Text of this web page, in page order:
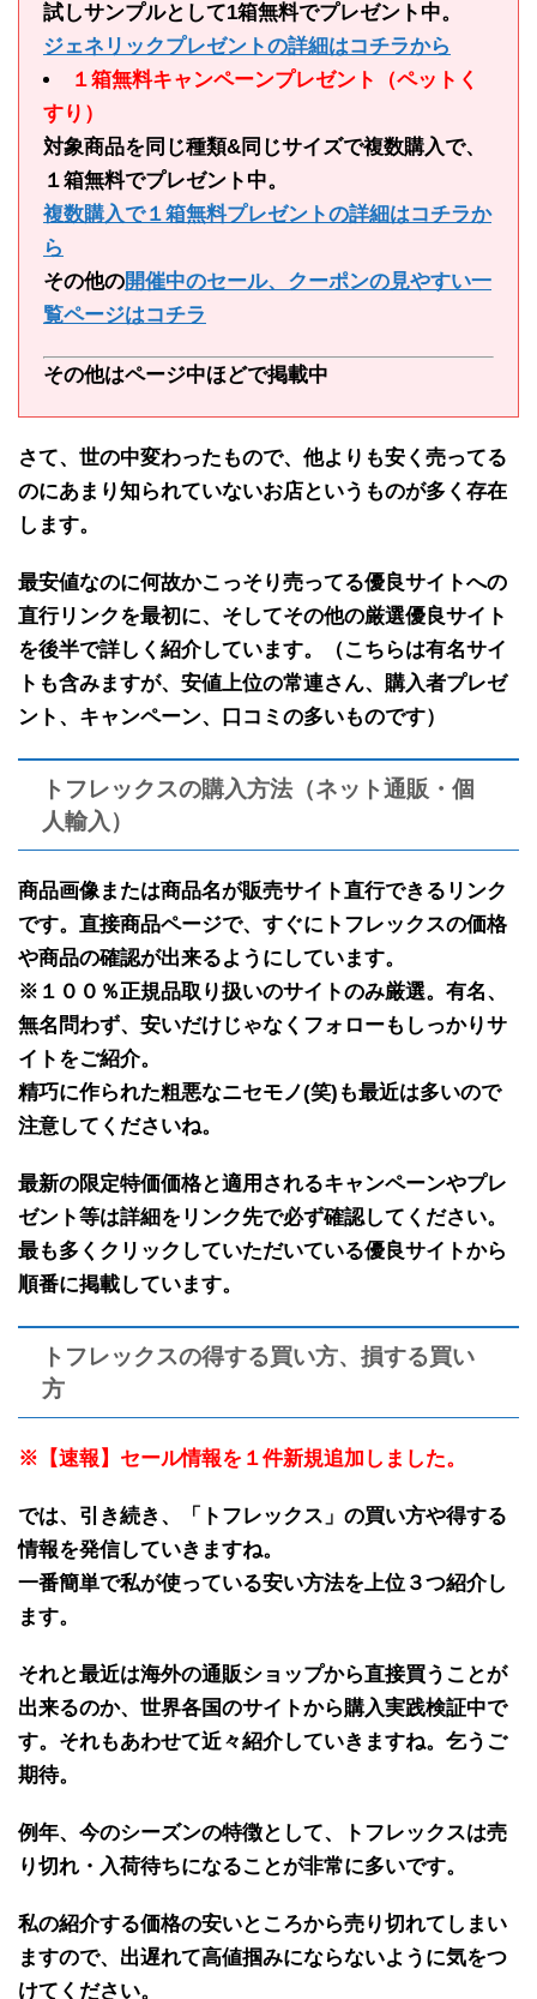
試しサンプルとして1箱無料でプレゼント中。
ジェネリックプレゼントの詳細はコチラから
１箱無料キャンペーンプレゼント（ペットく
すり）
対象商品を同じ種類&同じサイズで複数購入で、
１箱無料でプレゼント中。
複数購入で１箱無料プレゼントの詳細はコチラか
ら
その他の開催中のセール、クーポンの見やすい一
覧ページはコチラ
その他はページ中ほどで掲載中
さて、世の中変わったもので、 他よりも安く売ってる
のにあまり知られていないお店というものが多く存在
します。
最安値なのに何故かこっそり売ってる優良サイトへの
直行リンクを最初に、そしてその他の厳選優良サイト
を後半で詳しく紹介しています。（こちらは有名サイ
トも含みますが、安値上位の常連さん、購入者プレゼ
ント、キャンペーン、口コミの多いものです）
トフレックスの購入方法（ネット通販・個
人輸入）
商品画像または商品名が販売サイト直行できるリンク
です。 直接商品ページで、すぐにトフレックスの価格
や商品の確認が出来るようにしています。
※１００％正規品取り扱いのサイトのみ厳選。有名、
無名問わず、安いだけじゃなくフォローもしっかりサ
イトをご紹介。
精巧に作られた粗悪なニセモノ(笑)も最近は多いので
注意してくださいね。
最新の限定特価価格と適用されるキャンペーンやプレ
ゼント等は詳細をリンク先で必ず確認してください。
最も多くクリックしていただいている優良サイトから
順番に掲載しています。
トフレックスの得する買い方、損する買い
方
※【速報】セール情報を１件新規追加しました。
では、引き続き、「 トフレックス 」の買い方や得する
情報を発信していきますね。
一番簡単で私が使っている安い方法を上位３つ紹介し
ます。
それと最近は海外の通販ショップから直接買うことが
出来るのか、世界各国のサイトから購入実践検証中で
す。それもあわせて近々紹介していきますね。乞うご
期待。
例年、 今のシーズンの特徴として、 トフレックスは売
り切れ・入荷待ちになることが非常に多いです。
私の紹介する価格の安いところから売り切れてしまい
ますので、出遅れて高値掴みにならないように気をつ
けてください。